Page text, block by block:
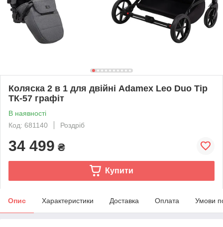
Коляска 2 в 1 для двійні Adamex Leo Duo Tip
TК-57 графіт
В наявності
Код: 681140
Роздріб
34 499 ₴
Купити
Опис Характеристики Доставка Оплата Умови